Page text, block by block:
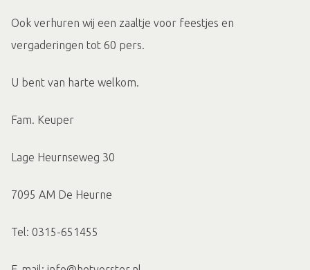
Ook verhuren wij een zaaltje voor feestjes en
vergaderingen tot 60 pers.
U bent van harte welkom.
Fam. Keuper
Lage Heurnseweg 30
7095 AM De Heurne
Tel: 0315-651455